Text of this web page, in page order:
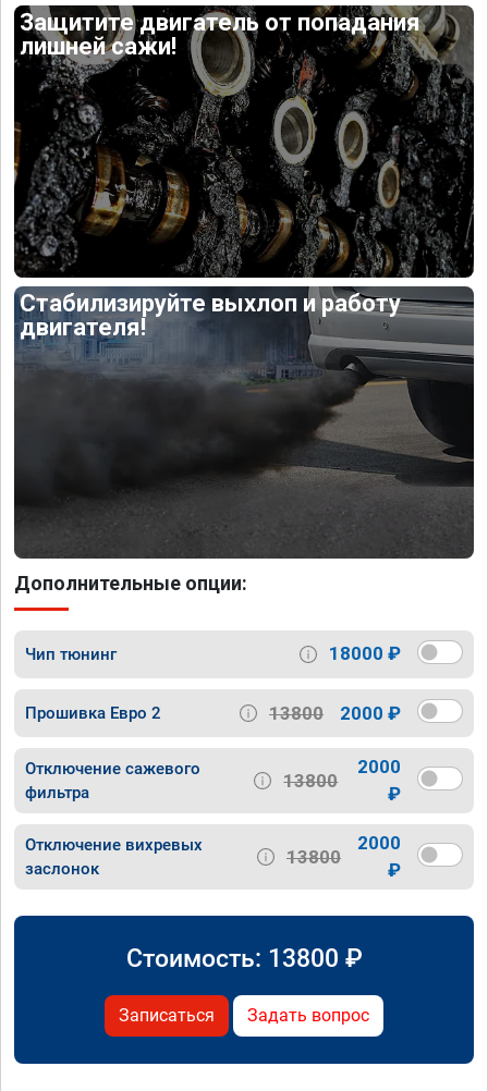
Защитите двигатель от попадания
лишней сажи!
Стабилизируйте выхлоп и работу
двигателя!
Дополнительные опции:
Чип тюнинг 18000 ₽
Прошивка Евро 2 13800 2000 ₽
Отключение сажевого
фильтра
13800
2000
₽
Отключение вихревых
заслонок
13800
2000
₽
Стоимость: 13800 ₽
Записаться Задать вопрос